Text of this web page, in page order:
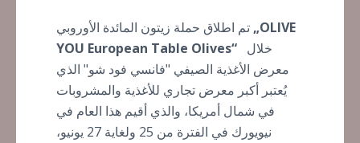
„OLIVE
YOU European Table Olives“
معرض الأغذية الصيفي "فانسي فود شو" الذي
يُعتبر أكبر معرض تجاري للأغذية والمشروبات
في شمال أمريكا، والذي أقيم هذا العام في
نيويورك في الفترة من 25 ولغاية 27 يونيو،